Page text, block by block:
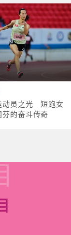
动员之光 短跑女
芬的奋斗传奇